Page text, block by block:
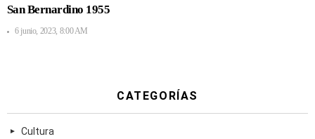
San Bernardino 1955
6 junio, 2023, 8:00 AM
CATEGORÍAS
Cultura